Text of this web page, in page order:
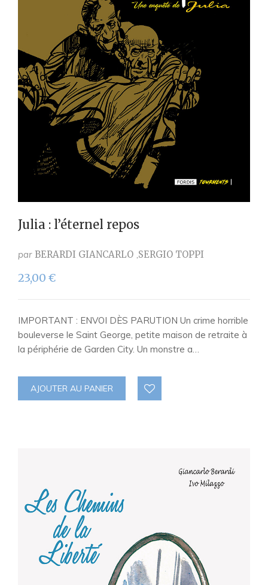
Julia : l’éternel repos
par BERARDI GIANCARLO SERGIO TOPPI
23,00 €
IMPORTANT : ENVOI DÈS PARUTION Un crime horrible
bouleverse le Saint George, petite maison de retraite à
la périphérie de Garden City. Un monstre a…
AJOUTER AU PANIER